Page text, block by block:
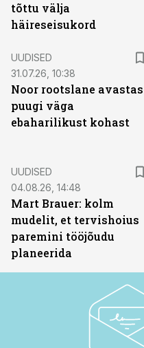
tõttu välja
häireseisukord
UUDISED
31.07.26, 10:38
Noor rootslane avastas
puugi väga
ebaharilikust kohast
UUDISED
04.08.26, 14:48
Mart Brauer: kolm
mudelit, et tervishoius
paremini tööjõudu
planeerida